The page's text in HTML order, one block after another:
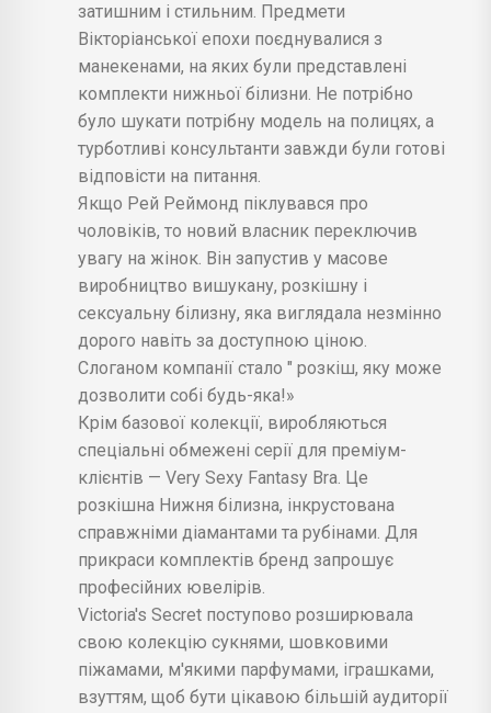
затишним і стильним. Предмети
Вікторіанської епохи поєднувалися з
манекенами, на яких були представлені
комплекти нижньої білизни. Не потрібно
було шукати потрібну модель на полицях, а
турботливі консультанти завжди були готові
відповісти на питання.
Якщо Рей Реймонд піклувався про
чоловіків, то новий власник переключив
увагу на жінок. Він запустив у масове
виробництво вишукану, розкішну і
сексуальну білизну, яка виглядала незмінно
дорого навіть за доступною ціною.
Слоганом компанії стало " розкіш, яку може
дозволити собі будь-яка!»
Крім базової колекції, виробляються
спеціальні обмежені серії для преміум-
клієнтів — Very Sexy Fantasy Bra. Це
розкішна Нижня білизна, інкрустована
справжніми діамантами та рубінами. Для
прикраси комплектів бренд запрошує
професійних ювелірів.
Victoria's Secret поступово розширювала
свою колекцію сукнями, шовковими
піжамами, м'якими парфумами, іграшками,
взуттям, щоб бути цікавою більшій аудиторії